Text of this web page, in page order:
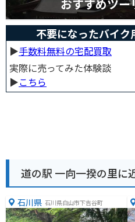
おすすめツー
不要になったバイク
▶︎手数料無料の宅配買取
実際に売ってみた体験談
▶︎こちら
道の駅 一向一揆の里に
石川県 石川県白山市下吉谷町